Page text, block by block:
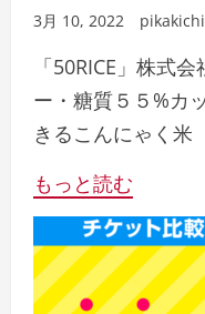
3月 10, 2022
「50RICE」株式
ー・糖質５５%カ
きるこんにゃく米
もっと読む